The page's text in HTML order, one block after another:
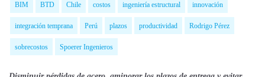
BIM BTD Chile costos ingeniería estructural innovación
integración temprana Perú plazos productividad Rodrigo Pérez
sobrecostos Spoerer Ingenieros